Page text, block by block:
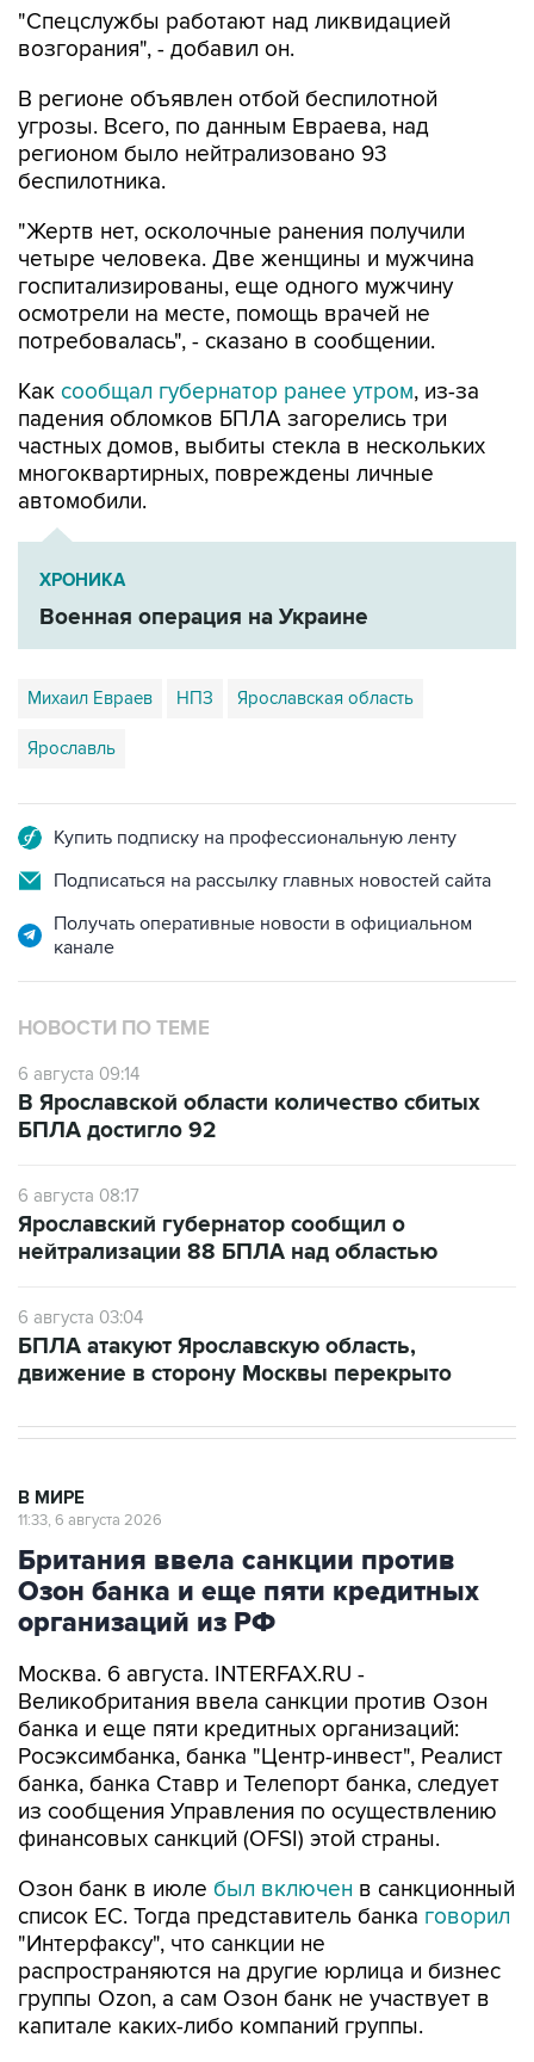
"Спецслужбы работают над ликвидацией
возгорания", - добавил он.
В регионе объявлен отбой беспилотной
угрозы. Всего, по данным Евраева, над
регионом было нейтрализовано 93
беспилотника.
"Жертв нет, осколочные ранения получили
четыре человека. Две женщины и мужчина
госпитализированы, еще одного мужчину
осмотрели на месте, помощь врачей не
потребовалась", - сказано в сообщении.
Как сообщал губернатор ранее утром, из-за
падения обломков БПЛА загорелись три
частных домов, выбиты стекла в нескольких
многоквартирных, повреждены личные
автомобили.
ХРОНИКА
Военная операция на Украине
Михаил Евраев НПЗ Ярославская область
Ярославль
Купить подписку на профессиональную ленту
Подписаться на рассылку главных новостей сайта
Получать оперативные новости в официальном
канале
НОВОСТИ ПО ТЕМЕ
6 августа 09:14
В Ярославской области количество сбитых
БПЛА достигло 92
6 августа 08:17
Ярославский губернатор сообщил о
нейтрализации 88 БПЛА над областью
6 августа 03:04
БПЛА атакуют Ярославскую область,
движение в сторону Москвы перекрыто
В МИРЕ
11:33, 6 августа 2026
Британия ввела санкции против
Озон банка и еще пяти кредитных
организаций из РФ
Москва. 6 августа. INTERFAX.RU -
Великобритания ввела санкции против Озон
банка и еще пяти кредитных организаций:
Росэксимбанка, банка "Центр-инвест", Реалист
банка, банка Ставр и Телепорт банка, следует
из сообщения Управления по осуществлению
финансовых санкций (OFSI) этой страны.
Озон банк в июле был включен в санкционный
список ЕС. Тогда представитель банка говорил
"Интерфаксу", что санкции не
распространяются на другие юрлица и бизнес
группы Ozon, а сам Озон банк не участвует в
капитале каких-либо компаний группы.